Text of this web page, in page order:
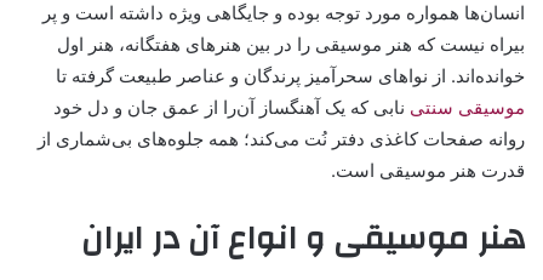
انسان‌ها همواره مورد توجه بوده و جایگاهی ویژه داشته است و پر
بیراه نیست که هنر موسیقی را در بین هنرهای هفتگانه، هنر اول
خوانده‌اند. از نواهای سحرآمیز پرندگان و عناصر طبیعت گرفته تا
موسیقی سنتی نابی که یک آهنگساز آن‌را از عمق جان و دل خود
روانه‌ صفحات کاغذی دفتر نُت می‌کند؛ همه جلوه‌های بی‌شماری از
قدرت هنر موسیقی است.
هنر موسیقی و انواع آن در ایران